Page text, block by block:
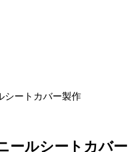
シートカバー製作
ールシートカバー